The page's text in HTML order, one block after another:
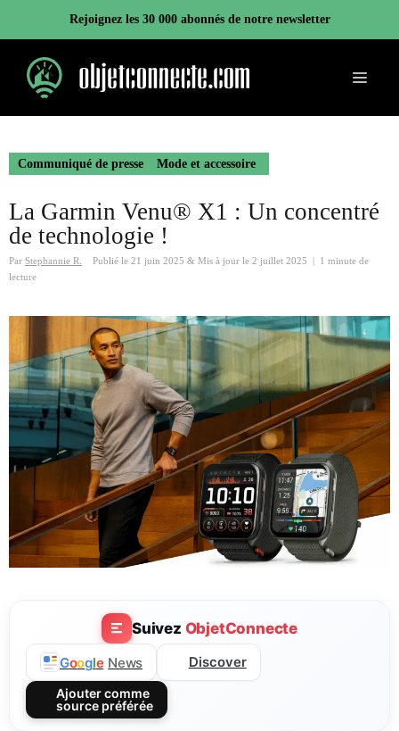
contenu
Rejoignez les 30 000 abonnés de notre newsletter
Menu
Communiqué de presse Mode et accessoire
La Garmin Venu® X1 : Un concentré
de technologie !
Par Stephannie R. Publié le 21 juin 2025 & Mis à jour le 2 juillet 2025
1 minute de
lecture
Suivez ObjetConnecte
Google News Discover
Ajouter comme
source préférée